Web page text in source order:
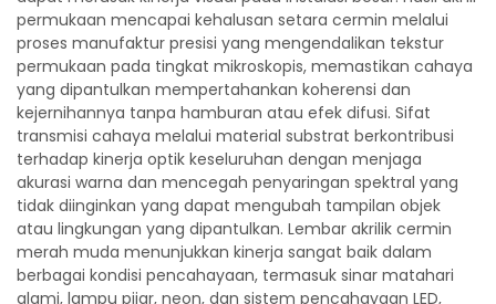
permukaan mencapai kehalusan setara cermin melalui
proses manufaktur presisi yang mengendalikan tekstur
permukaan pada tingkat mikroskopis, memastikan cahaya
yang dipantulkan mempertahankan koherensi dan
kejernihannya tanpa hamburan atau efek difusi. Sifat
transmisi cahaya melalui material substrat berkontribusi
terhadap kinerja optik keseluruhan dengan menjaga
akurasi warna dan mencegah penyaringan spektral yang
tidak diinginkan yang dapat mengubah tampilan objek
atau lingkungan yang dipantulkan. Lembar akrilik cermin
merah muda menunjukkan kinerja sangat baik dalam
berbagai kondisi pencahayaan, termasuk sinar matahari
alami, lampu pijar, neon, dan sistem pencahayaan LED,